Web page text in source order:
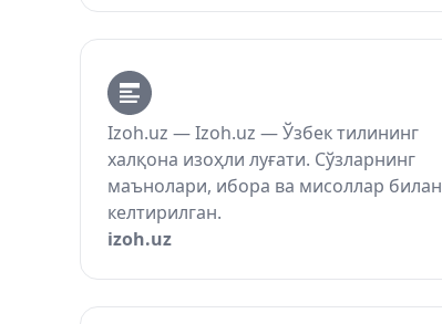
Izoh.uz — Izoh.uz — Ўзбек тилининг
халқона изоҳли луғати. Сўзларнинг
маънолари, ибора ва мисоллар билан
келтирилган.
izoh.uz